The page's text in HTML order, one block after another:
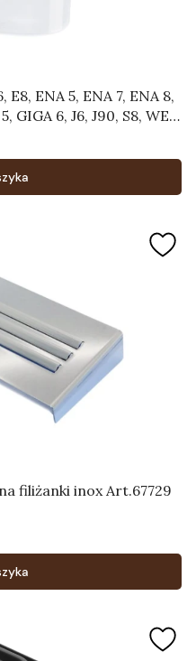
E8, ENA 5, ENA 7, ENA 8,
GIGA 6, J6, J90, S8, WE8
mlecznego
filiżanki inox Art.67729